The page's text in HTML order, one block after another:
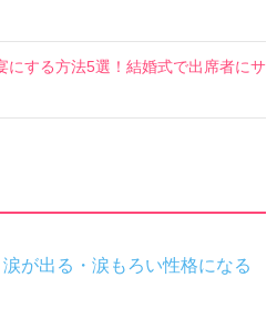
にする方法5選！結婚式で出席者にサ
が出る・涙もろい性格になる